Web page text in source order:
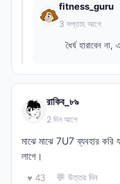
fitness_guru
3 সপ্তাহ আগে
ধৈর্য হারাবেন
রাকিব_৮৯
2 দিন আগে
মাঝে মাঝে 7U7 ব্যবহার করি
লাগে।
♥ 43 💬 উত্তর দিন